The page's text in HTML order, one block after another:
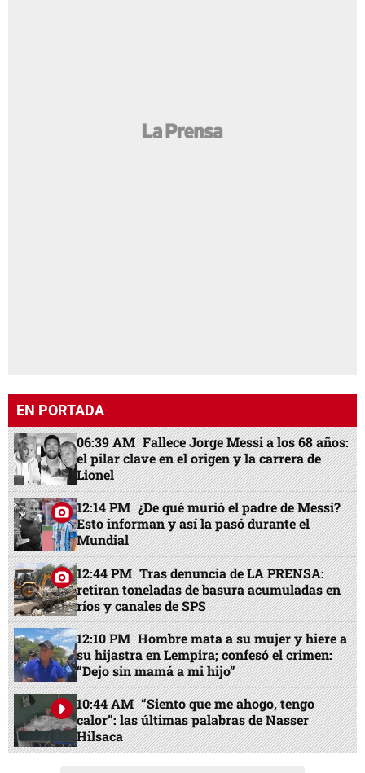
EN PORTADA
06:39 AM Fallece Jorge Messi a los 68 años:
el pilar clave en el origen y la carrera de
Lionel
12:14 PM ¿De qué murió el padre de Messi?
Esto informan y así la pasó durante el
Mundial
12:44 PM Tras denuncia de LA PRENSA:
retiran toneladas de basura acumuladas en
ríos y canales de SPS
12:10 PM Hombre mata a su mujer y hiere a
su hijastra en Lempira; confesó el crimen:
“Dejo sin mamá a mi hijo”
10:44 AM “Siento que me ahogo, tengo
calor”: las últimas palabras de Nasser
Hilsaca